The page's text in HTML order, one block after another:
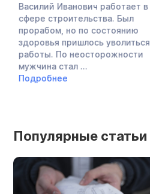
Василий Иванович работает в
сфере строительства. Был
прорабом, но по состоянию
здоровья пришлось уволиться с
работы. По неосторожности
мужчина стал ...
Подробнее
Популярные статьи